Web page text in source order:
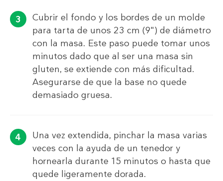
Cubrir el fondo y los bordes de un molde
para tarta de unos 23 cm (9") de diámetro
con la masa. Este paso puede tomar unos
minutos dado que al ser una masa sin
gluten, se extiende con más dificultad.
Asegurarse de que la base no quede
demasiado gruesa.
Una vez extendida, pinchar la masa varias
veces con la ayuda de un tenedor y
hornearla durante 15 minutos o hasta que
quede ligeramente dorada.